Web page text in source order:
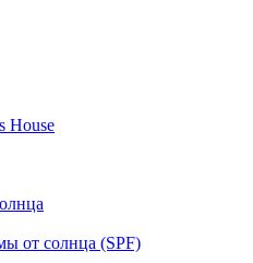
House
от солнца (SPF)